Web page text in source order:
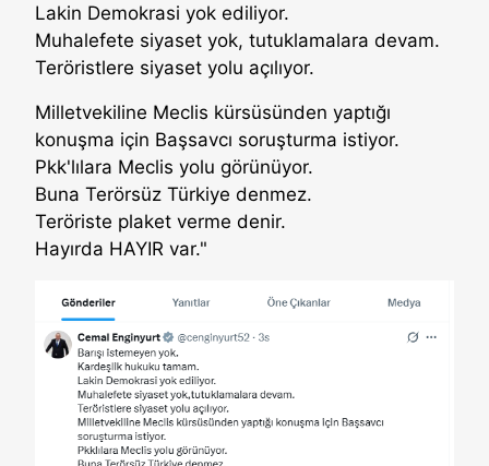
Lakin Demokrasi yok ediliyor.
Muhalefete siyaset yok, tutuklamalara devam.
Teröristlere siyaset yolu açılıyor.
Milletvekiline Meclis kürsüsünden yaptığı
konuşma için Başsavcı soruşturma istiyor.
Pkk'lılara Meclis yolu görünüyor.
Buna Terörsüz Türkiye denmez.
Teröriste plaket verme denir.
Hayırda HAYIR var."